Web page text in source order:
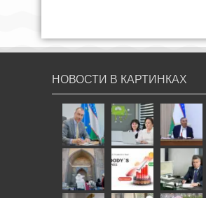
НОВОСТИ В КАРТИНКАХ